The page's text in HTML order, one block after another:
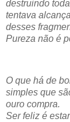
destruindo
tentava
desses
Pureza não é
O que há de
simples que
ouro compra.
Ser feliz é